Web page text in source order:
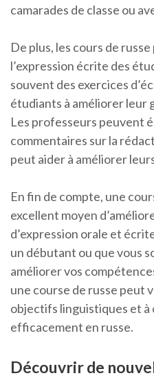
camarades de classe ou
De plus, les cours de
l’expression écrite des
souvent des exercices
étudiants à améliorer leur
Les professeurs peuvent
commentaires sur la
peut aider à améliorer
En fin de compte, une
excellent moyen
d’expression orale et
un débutant ou que vous
améliorer vos
une course de russe peut
objectifs linguistiques et à
efficacement en russe.
Découvrir de